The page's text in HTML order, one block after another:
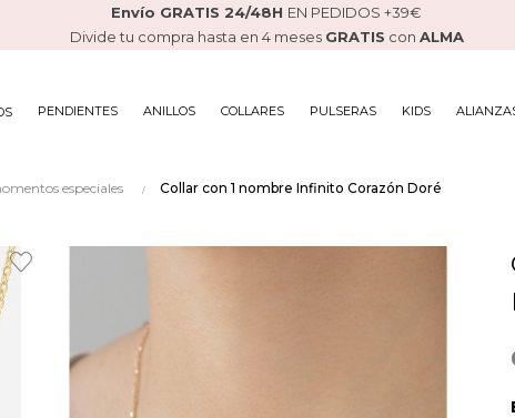
Envío GRATIS 24/48H EN PEDIDOS +39€
Divide tu compra hasta en 4 meses GRATIS con ALMA
PENDIENTES ANILLOS COLLARES PULSERAS KIDS
especiales Collar con 1 nombre Infinito Corazón Doré